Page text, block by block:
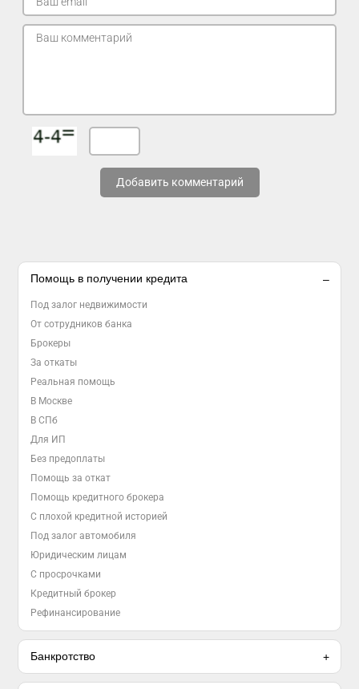
Добавить комментарий
Помощь в получении кредита
Под залог недвижимости
От сотрудников банка
Брокеры
За откаты
Реальная помощь
В Москве
В СПб
Для ИП
Без предоплаты
Помощь за откат
Помощь кредитного брокера
С плохой кредитной историей
Под залог автомобиля
Юридическим лицам
С просрочками
Кредитный брокер
Рефинансирование
Банкротство